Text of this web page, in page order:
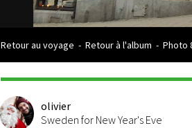
Retour au voyage - Retour à l'album - Photo
olivier
Sweden for New Year's Eve